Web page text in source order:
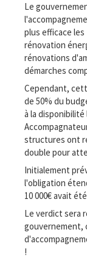
Le
plus efficace les
rénovation
rénovations
démarches
Cependant,
de 50% du
à la
structures ont
double pour
Initialement
l'obligation
10 000€ avait
Le verdict sera
gouvernement,
!